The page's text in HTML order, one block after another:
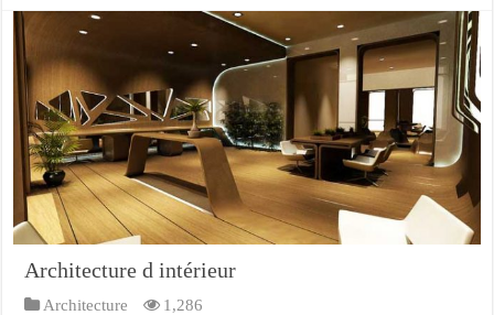
Architecture d intérieur
Architecture 1,286